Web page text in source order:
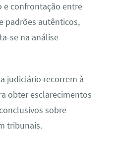
e confrontação entre
padrões autênticos,
se na análise
judiciário recorrem à
obter esclarecimentos
sobre
tribunais.